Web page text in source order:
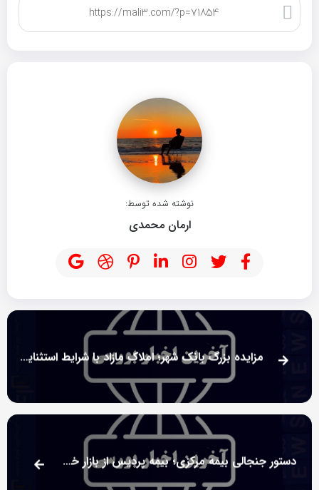
نوشته شده توسط:
ارمان محمدی
مزایده بزرگ بانک شهر؛ املاک مازاد با شرایط استثنایی نقد، اقساط و تهاتر!
دستور جنجالی بیمه مرکزی؛ بیمه پردیس از بازار خودرو حذف شد؟